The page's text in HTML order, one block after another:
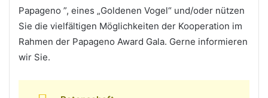
Papageno ”, eines „Goldenen Vogel“ und/oder nützen
Sie die vielfältigen Möglichkeiten der Kooperation im
Rahmen der Papageno Award Gala. Gerne informieren
wir Sie.